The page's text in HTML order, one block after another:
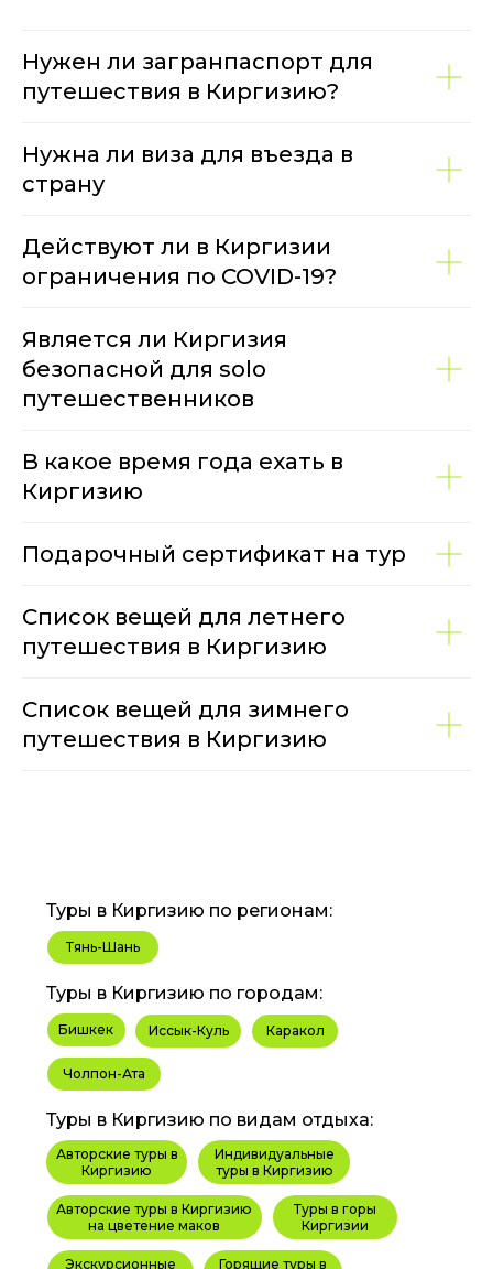
Нужен ли загранпаспорт для
путешествия в Киргизию?
Нужна ли виза для въезда в
страну
Действуют ли в Киргизии
ограничения по COVID-19?
Является ли Киргизия
безопасной для solo
путешественников
В какое время года ехать в
Киргизию
Подарочный сертификат на тур
Список вещей для летнего
путешествия в Киргизию
Список вещей для зимнего
путешествия в Киргизию
Тянь-Шань
Туры в Киргизию по регионам:
Бишкек Иссык-Куль Каракол
Чолпон-Ата
Туры в Киргизию по городам:
Авторские туры в
Киргизию
Экскурсионные Горящие туры в
Авторские туры в Киргизию
на цветение маков
Туры в горы
Киргизии
Индивидуальные
туры в Киргизию
Туры в Киргизию по видам отдыха: